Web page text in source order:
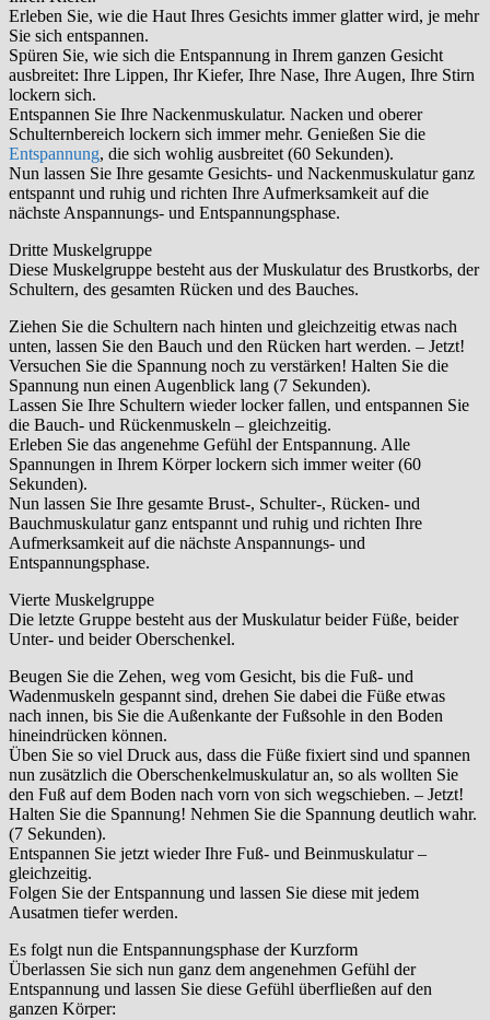
Erleben Sie, wie die Haut Ihres Gesichts immer glatter wird, je mehr
Sie sich entspannen.
Spüren Sie, wie sich die Entspannung in Ihrem ganzen Gesicht
ausbreitet: Ihre Lippen, Ihr Kiefer, Ihre Nase, Ihre Augen, Ihre Stirn
lockern sich.
Entspannen Sie Ihre Nackenmuskulatur. Nacken und oberer
Schulternbereich lockern sich immer mehr. Genießen Sie die
Entspannung, die sich wohlig ausbreitet (60 Sekunden).
Nun lassen Sie Ihre gesamte Gesichts- und Nackenmuskulatur ganz
entspannt und ruhig und richten Ihre Aufmerksamkeit auf die
nächste Anspannungs- und Entspannungsphase.
Dritte Muskelgruppe
Diese Muskelgruppe besteht aus der Muskulatur des Brustkorbs, der
Schultern, des gesamten Rücken und des Bauches.
Ziehen Sie die Schultern nach hinten und gleichzeitig etwas nach
unten, lassen Sie den Bauch und den Rücken hart werden. – Jetzt!
Versuchen Sie die Spannung noch zu verstärken! Halten Sie die
Spannung nun einen Augenblick lang (7 Sekunden).
Lassen Sie Ihre Schultern wieder locker fallen, und entspannen Sie
die Bauch- und Rückenmuskeln – gleichzeitig.
Erleben Sie das angenehme Gefühl der Entspannung. Alle
Spannungen in Ihrem Körper lockern sich immer weiter (60
Sekunden).
Nun lassen Sie Ihre gesamte Brust-, Schulter-, Rücken- und
Bauchmuskulatur ganz entspannt und ruhig und richten Ihre
Aufmerksamkeit auf die nächste Anspannungs- und
Entspannungsphase.
Vierte Muskelgruppe
Die letzte Gruppe besteht aus der Muskulatur beider Füße, beider
Unter- und beider Oberschenkel.
Beugen Sie die Zehen, weg vom Gesicht, bis die Fuß- und
Wadenmuskeln gespannt sind, drehen Sie dabei die Füße etwas
nach innen, bis Sie die Außenkante der Fußsohle in den Boden
hineindrücken können.
Üben Sie so viel Druck aus, dass die Füße fixiert sind und spannen
nun zusätzlich die Oberschenkelmuskulatur an, so als wollten Sie
den Fuß auf dem Boden nach vorn von sich wegschieben. – Jetzt!
Halten Sie die Spannung! Nehmen Sie die Spannung deutlich wahr.
(7 Sekunden).
Entspannen Sie jetzt wieder Ihre Fuß- und Beinmuskulatur –
gleichzeitig.
Folgen Sie der Entspannung und lassen Sie diese mit jedem
Ausatmen tiefer werden.
Es folgt nun die Entspannungsphase der Kurzform
Überlassen Sie sich nun ganz dem angenehmen Gefühl der
Entspannung und lassen Sie diese Gefühl überfließen auf den
ganzen Körper: